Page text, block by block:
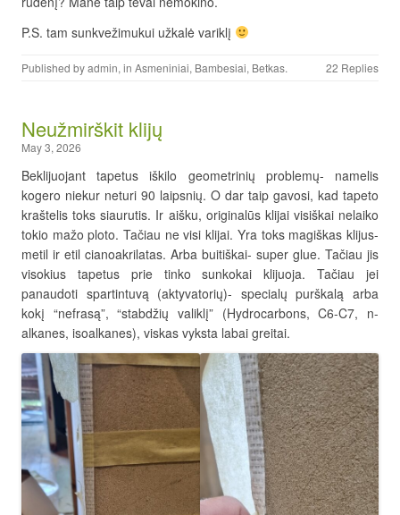
P.S. tam sunkvežimukui užkalė variklį
Published byadmin, in Asmeniniai, Bambesiai, Betkas. 22 Replies
Neužmirškit klijų
May 3, 2026
Beklijuojant tapetus iškilo geometrinių problemų- namelis
kogero niekur neturi 90 laipsnių. O dar taip gavosi, kad tapeto
kraštelis toks siaurutis. Ir aišku, originalūs klijai visiškai nelaiko
tokio mažo ploto. Tačiau ne visi klijai. Yra toks magiškas klijus-
metil ir etil cianoakrilatas. Arba buitiškai- super glue. Tačiau jis
visokius tapetus prie tinko sunkokai klijuoja. Tačiau jei
panaudoti spartintuvą (aktyvatorių)- specialų purškalą arba
kokį “nefrasą”, “stabdžių valiklį” (Hydrocarbons, C6-C7, n-
alkanes, isoalkanes), viskas vyksta labai greitai.